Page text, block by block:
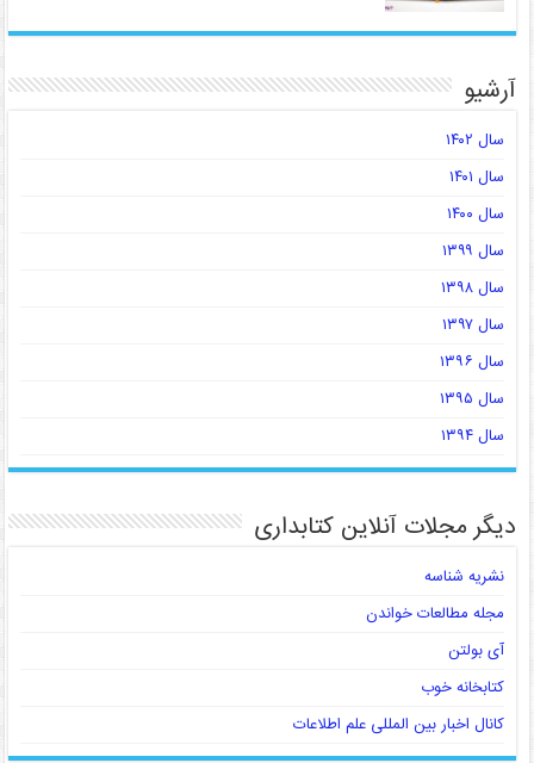
آرشیو
سال ۱۴۰۲
سال ۱۴۰۱
سال ۱۴۰۰
سال ۱۳۹۹
سال ۱۳۹۸
سال ۱۳۹۷
سال ۱۳۹۶
سال ۱۳۹۵
سال ۱۳۹۴
دیگر مجلات آنلاین کتابداری
نشریه شناسه
مجله مطالعات خواندن
آی بولتن
کتابخانه خوب
کانال اخبار بین المللی علم اطلاعات